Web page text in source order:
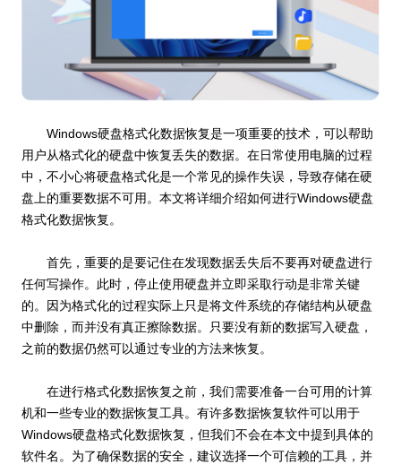
Windows硬盘格式化数据恢复是一项重要的技术，可以帮助
用户从格式化的硬盘中恢复丢失的数据。在日常使用电脑的过程
中，不小心将硬盘格式化是一个常见的操作失误，导致存储在硬
盘上的重要数据不可用。本文将详细介绍如何进行Windows硬盘
格式化数据恢复。
首先，重要的是要记住在发现数据丢失后不要再对硬盘进行
任何写操作。此时，停止使用硬盘并立即采取行动是非常关键
的。因为格式化的过程实际上只是将文件系统的存储结构从硬盘
中删除，而并没有真正擦除数据。只要没有新的数据写入硬盘，
之前的数据仍然可以通过专业的方法来恢复。
在进行格式化数据恢复之前，我们需要准备一台可用的计算
机和一些专业的数据恢复工具。有许多数据恢复软件可以用于
Windows硬盘格式化数据恢复，但我们不会在本文中提到具体的
软件名。为了确保数据的安全，建议选择一个可信赖的工具，并